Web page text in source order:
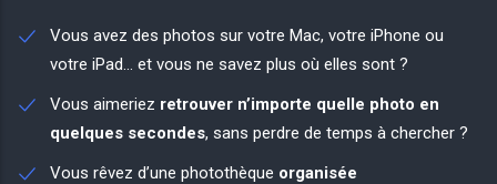
Vous avez des photos sur votre Mac, votre iPhone ou
votre iPad… et vous ne savez plus où elles sont ?
Vous aimeriez retrouver n’importe quelle photo en
quelques secondes, sans perdre de temps à chercher ?
Vous rêvez d’une photothèque organisée